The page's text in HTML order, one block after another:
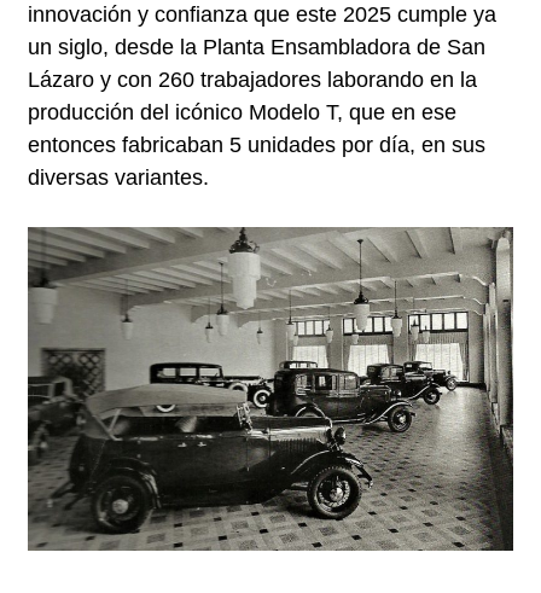
innovación y confianza que este 2025 cumple ya
un siglo, desde la Planta Ensambladora de San
Lázaro y con 260 trabajadores laborando en la
producción del icónico Modelo T, que en ese
entonces fabricaban 5 unidades por día, en sus
diversas variantes.